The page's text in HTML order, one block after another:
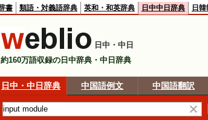
書 類語・対義語辞典 英和・和英辞典 日中中日辞典 日
日中・中日
約160万語収録の日中辞典・中日辞典
日中・中日辞典 中国語例文 中国語翻訳